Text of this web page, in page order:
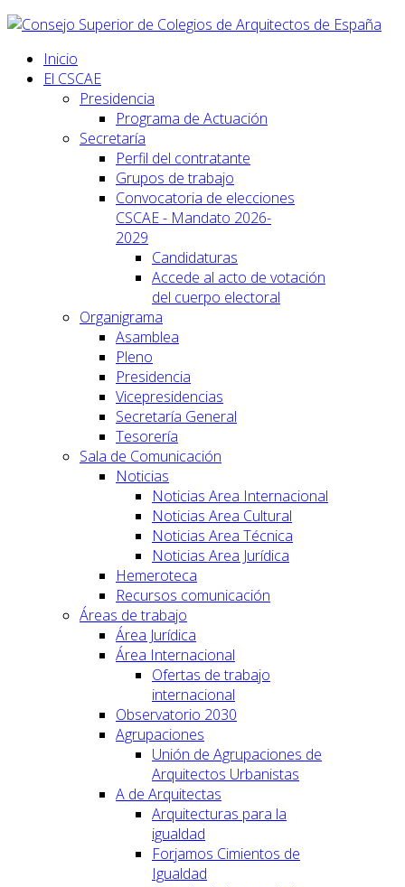
Inicio
El CSCAE
Presidencia
Programa de Actuación
Secretaría
Perfil del contratante
Grupos de trabajo
Convocatoria de elecciones
CSCAE - Mandato 2026-
2029
Candidaturas
Accede al acto de votación
del cuerpo electoral
Organigrama
Asamblea
Pleno
Presidencia
Vicepresidencias
Secretaría General
Tesorería
Sala de Comunicación
Noticias
Noticias Area Internacional
Noticias Area Cultural
Noticias Area Técnica
Noticias Area Jurídica
Hemeroteca
Recursos comunicación
Áreas de trabajo
Área Jurídica
Área Internacional
Ofertas de trabajo
internacional
Observatorio 2030
Agrupaciones
Unión de Agrupaciones de
Arquitectos Urbanistas
A de Arquitectas
Arquitecturas para la
igualdad
Forjamos Cimientos de
Igualdad